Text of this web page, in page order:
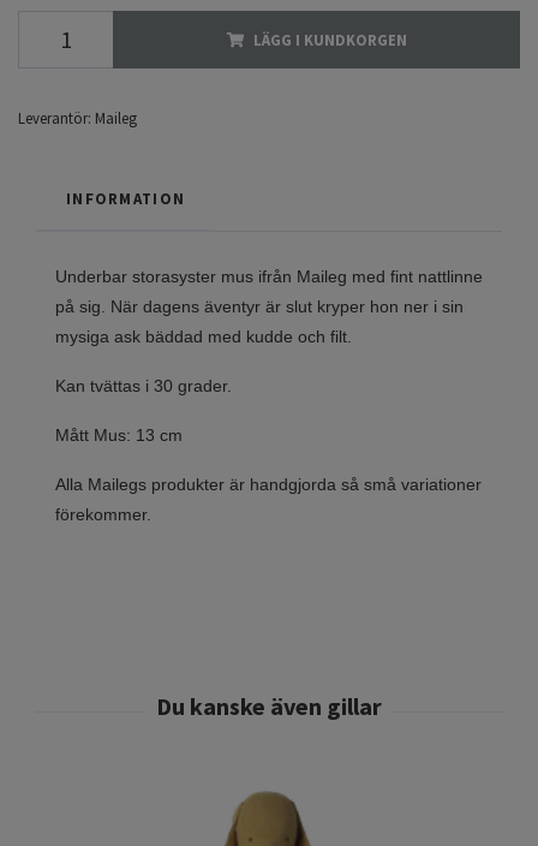
LÄGG I KUNDKORGEN
Leverantör: Maileg
INFORMATION
Underbar storasyster mus ifrån Maileg med fint nattlinne
på sig. När dagens äventyr är slut kryper hon ner i sin
mysiga ask bäddad med kudde och filt.
Kan tvättas i 30 grader.
Mått Mus: 13 cm
Alla Mailegs produkter är handgjorda så små variationer
förekommer.